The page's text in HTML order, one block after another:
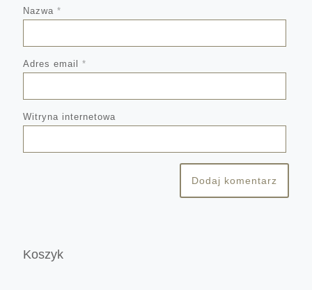
Nazwa *
Adres email *
Witryna internetowa
Koszyk